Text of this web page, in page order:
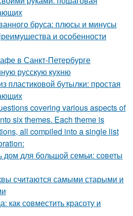
бруса: плюсы и минусы
и особенности
в Санкт-Петербурге
русскую кухню
пластиковой бутылки: простая
covering various aspects of
six themes. Each theme is
all compiled into a single list
дом для большой семьи: советы
считаются самыми старыми и
как совместить красоту и